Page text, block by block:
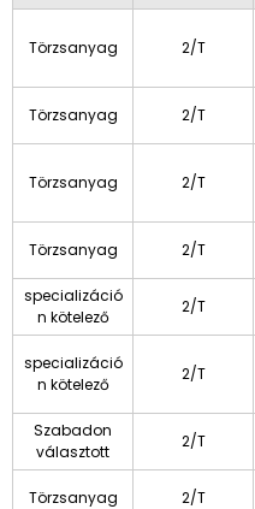
Törzsanyag 2/T
Törzsanyag 2/T
Törzsanyag 2/T
Törzsanyag 2/T
specializáció
n kötelező
2/T
specializáció
n kötelező
2/T
Szabadon
választott
2/T
Törzsanyag 2/T